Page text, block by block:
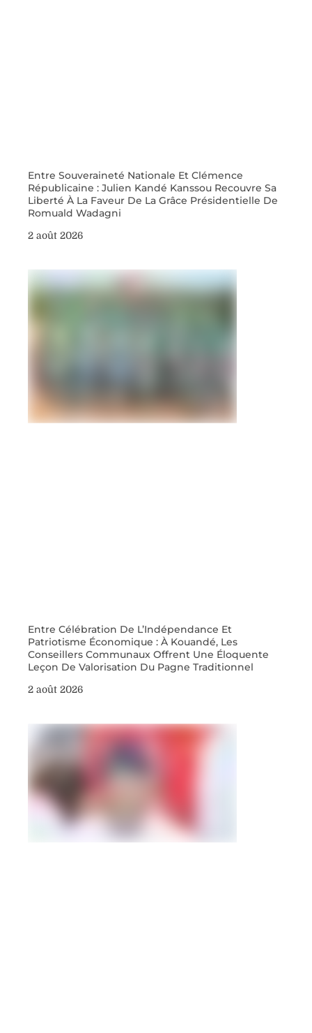
Entre Souveraineté Nationale Et Clémence
Républicaine : Julien Kandé Kanssou Recouvre Sa
Liberté À La Faveur De La Grâce Présidentielle De
Romuald Wadagni
2 août 2026
Entre Célébration De L’Indépendance Et
Patriotisme Économique : À Kouandé, Les
Conseillers Communaux Offrent Une Éloquente
Leçon De Valorisation Du Pagne Traditionnel
2 août 2026